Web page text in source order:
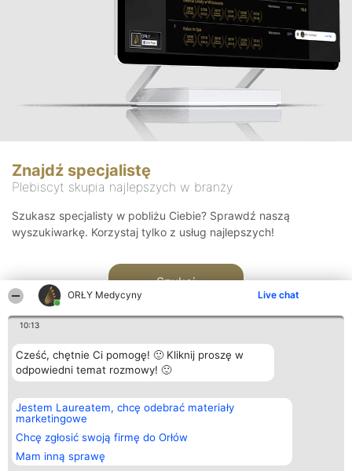
ORŁY Medycyny Live chat
10:13
Cześć, chętnie Ci pomogę! 🙂 Kliknij proszę w
odpowiedni temat rozmowy! 🙂
Jestem Laureatem, chcę odebrać materiały
marketingowe
Chcę zgłosić swoją firmę do Orłów
Mam inną sprawę
Znajdź specjalistę
Plebiscyt skupia najlepszych w branży
Szukasz specjalisty w pobliżu Ciebie? Sprawdź naszą
wyszukiwarkę. Korzystaj tylko z usług najlepszych!
Szukaj
Organizator plebiscytu
Bright Side Solutions sp. z o.
o. sp. k.
ul. Ruska 22
Wrocław 50-079
KRS 0000749100 | Regon
381313360 | NIP 8943132676
Plebiscyt
Laureaci
wszystkich
Laureatów
Regulamin
Kontakt
Kontakt